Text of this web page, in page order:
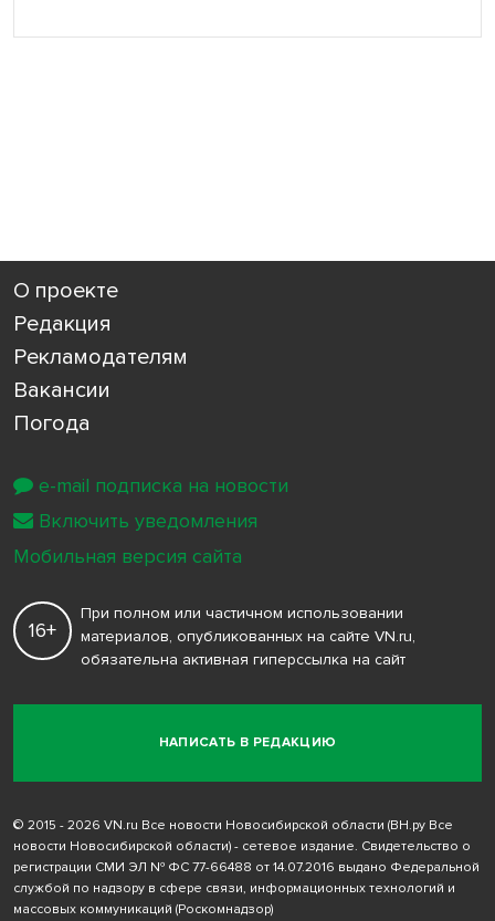
О проекте
Редакция
Рекламодателям
Вакансии
Погода
НАПИСАТЬ В РЕДАКЦИЮ
16+
При полном или частичном использовании
материалов, опубликованных на сайте VN.ru,
обязательна активная гиперссылка на сайт
© 2015 - 2026 VN.ru Все новости Новосибирской области (ВН.ру Все
новости Новосибирской области) - сетевое издание. Свидетельство о
регистрации СМИ ЭЛ № ФС 77-66488 от 14.07.2016 выдано Федеральной
службой по надзору в сфере связи, информационных технологий и
массовых коммуникаций (Роскомнадзор)
e-mail подписка на новости
Включить уведомления
Мобильная версия сайта